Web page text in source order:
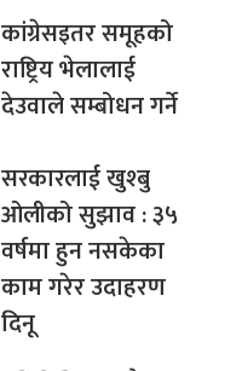
कांग्रेसइतर समूहको
राष्ट्रिय भेलालाई
देउवाले सम्बोधन गर्ने
सरकारलाई खुश्बु
ओलीको सुझाव : ३५
वर्षमा हुन नसकेका
काम गरेर उदाहरण
दिनू